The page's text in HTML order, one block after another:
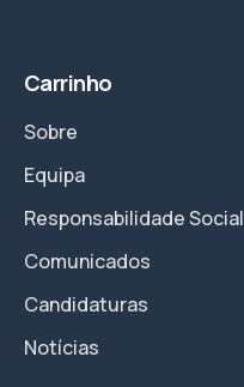
Carrinho
Sobre
Equipa
Responsabilidade Social
Comunicados
Candidaturas
Notícias